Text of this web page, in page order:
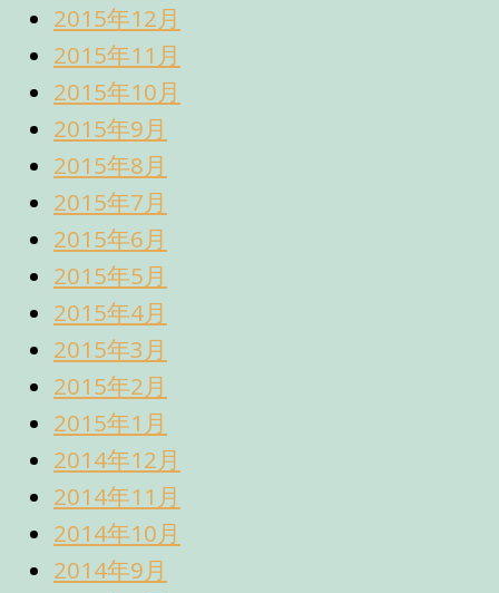
2015年12月
2015年11月
2015年10月
2015年9月
2015年8月
2015年7月
2015年6月
2015年5月
2015年4月
2015年3月
2015年2月
2015年1月
2014年12月
2014年11月
2014年10月
2014年9月